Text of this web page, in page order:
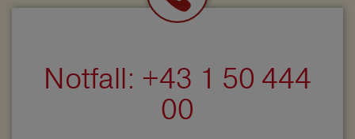
Notfall: +43 1 50 444
00